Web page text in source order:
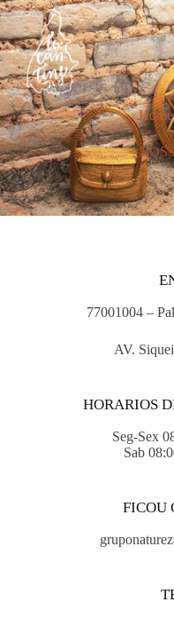
Home
77001004 –
AV.
HORARIOS
Seg-Sex
Sab
FICOU